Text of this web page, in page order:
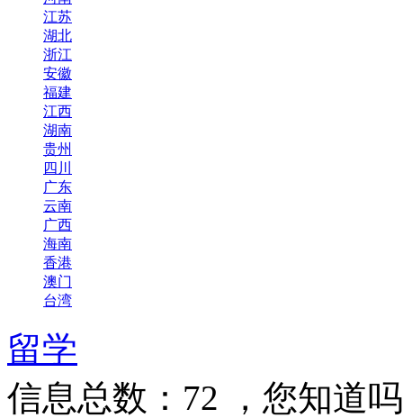
江苏
湖北
浙江
安徽
福建
江西
湖南
贵州
四川
广东
云南
广西
海南
香港
澳门
台湾
留学
信息总数： 72 ，您知道